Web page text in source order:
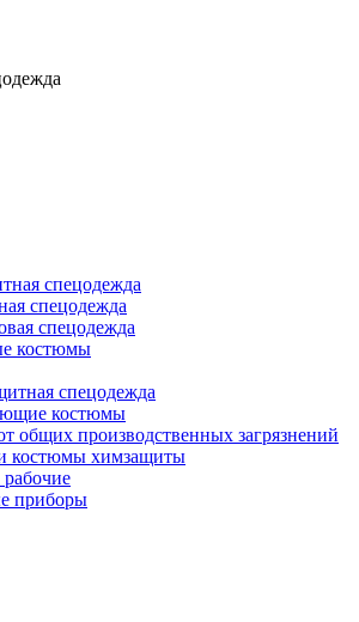
спецодежда
спецодежда
спецодежда
костюмы
спецодежда
костюмы
общих производственных загрязнений
костюмы химзащиты
приборы